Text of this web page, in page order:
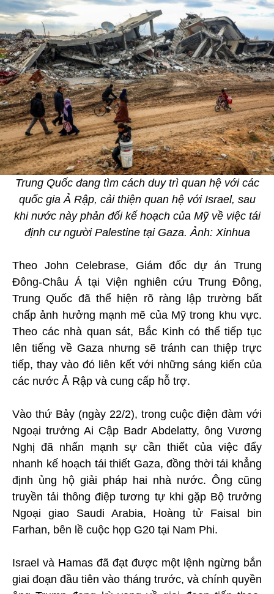
Trung Quốc đang tìm cách duy trì quan hệ với các
quốc gia Ả Rập, cải thiện quan hệ với Israel, sau
khi nước này phản đối kế hoạch của Mỹ về việc tái
định cư người Palestine tại Gaza. Ảnh: Xinhua
Theo John Celebrase, Giám đốc dự án Trung
Đông-Châu Á tại Viện nghiên cứu Trung Đông,
Trung Quốc đã thể hiện rõ ràng lập trường bất
chấp ảnh hưởng mạnh mẽ của Mỹ trong khu vực.
Theo các nhà quan sát, Bắc Kinh có thể tiếp tục
lên tiếng về Gaza nhưng sẽ tránh can thiệp trực
tiếp, thay vào đó liên kết với những sáng kiến của
các nước Ả Rập và cung cấp hỗ trợ.
Vào thứ Bảy (ngày 22/2), trong cuộc điện đàm với
Ngoại trưởng Ai Cập Badr Abdelatty, ông Vương
Nghị đã nhấn mạnh sự cần thiết của việc đẩy
nhanh kế hoạch tái thiết Gaza, đồng thời tái khẳng
định ủng hộ giải pháp hai nhà nước. Ông cũng
truyền tải thông điệp tương tự khi gặp Bộ trưởng
Ngoại giao Saudi Arabia, Hoàng tử Faisal bin
Farhan, bên lề cuộc họp G20 tại Nam Phi.
Israel và Hamas đã đạt được một lệnh ngừng bắn
giai đoạn đầu tiên vào tháng trước, và chính quyền